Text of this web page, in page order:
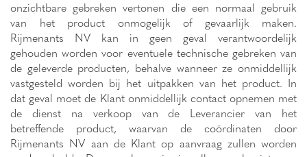
onzichtbare gebreken vertonen die een normaal gebruik
van het product onmogelijk of gevaarlijk maken.
Rijmenants NV kan in geen geval verantwoordelijk
gehouden worden voor eventuele technische gebreken van
de geleverde producten, behalve wanneer ze onmiddellijk
vastgesteld worden bij het uitpakken van het product. In
dat geval moet de Klant onmiddellijk contact opnemen met
de dienst na verkoop van de Leverancier van het
betreffende product, waarvan de coördinaten door
Rijmenants NV aan de Klant op aanvraag zullen worden